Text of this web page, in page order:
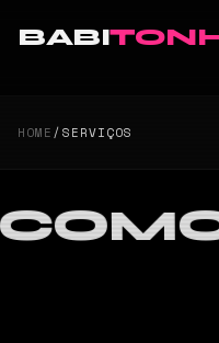
BABI
HOME/SERVIÇOS